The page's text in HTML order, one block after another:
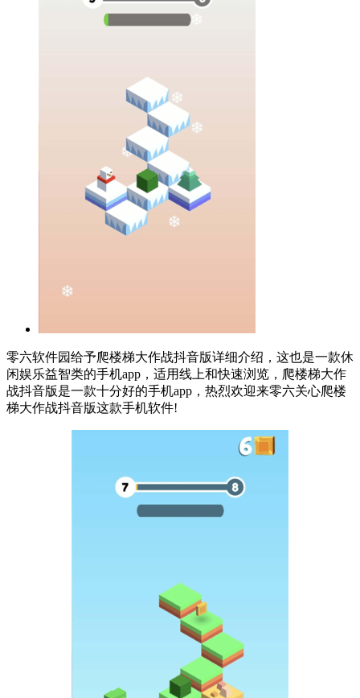
零六软件园给予爬楼梯大作战抖音版详细介绍，这也是一款休
闲娱乐益智类的手机app，适用线上和快速浏览，爬楼梯大作
战抖音版是一款十分好的手机app，热烈欢迎来零六关心爬楼
梯大作战抖音版这款手机软件!